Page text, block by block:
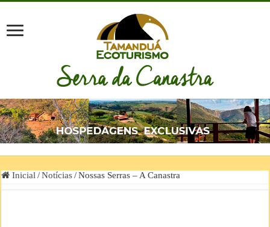
Inicial / Notícias / Nossas Serras – A Canastra